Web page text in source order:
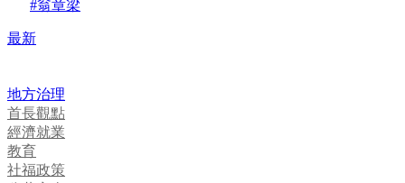
#翁章梁
最新
地方治理
首長觀點
經濟就業
教育
社福政策